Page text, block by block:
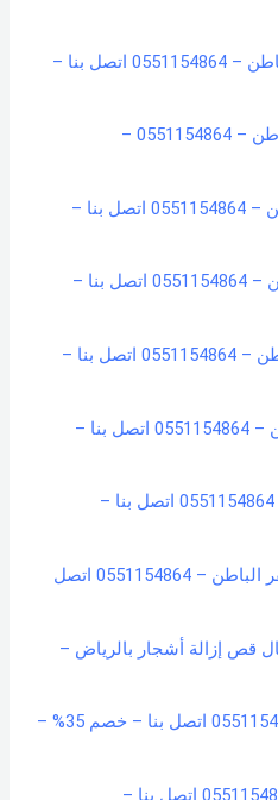
شركة مكافحة حشرات بحفر الباطن – 0551154864 اتصل بنا –
شركة تنظيف مكيفات بحفر الباطن – 0551154864 –
شركة تنظيف منازل بحفر الباطن – 0551154864 اتصل بنا –
شركة تنظيف سجاد بحفر الباطن – 0551154864 اتصل بنا –
شركة تنظيف خزانات بحفر الباطن – 0551154864 اتصل بنا –
شركة تنظيف فرش بحفر الباطن – 0551154864 اتصل بنا –
شركة جلي بلاط بحفر الباطن – 0551154864 اتصل بنا –
شركة مكافحة النمل الابيض بحفر الباطن – 0551154864 اتصل
قص إزالة أشجار بالرياض –
شركة تنظيف كنب بحائل – 0551154864 اتصل بنا – خصم 35% –
شركة تنظيف سجاد بحائل – 0551154864 اتصل بنا –